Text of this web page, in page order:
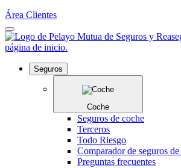
Área Clientes
Seguros
Coche
Seguros de coche
Terceros
Todo Riesgo
Comparador de seguros
Preguntas frecuentes